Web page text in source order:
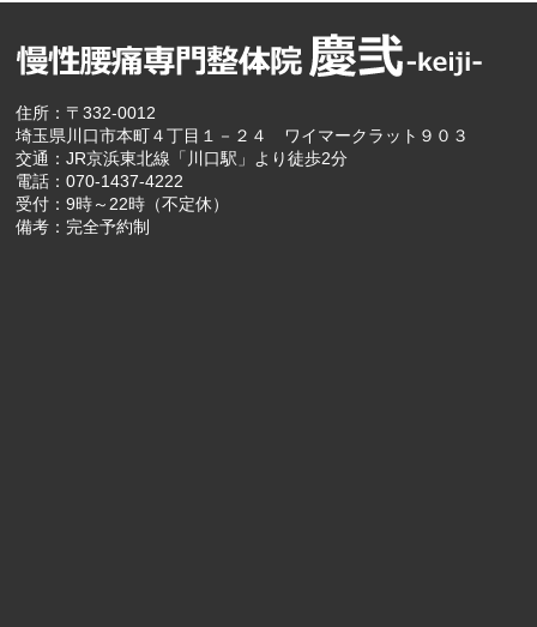
住所：〒332-0012
埼玉県川口市本町４丁目１－２４ ワイマークラット９０３
交通：JR京浜東北線「川口駅」より徒歩2分
電話：070-1437-4222
受付：9時～22時（不定休）
備考：完全予約制